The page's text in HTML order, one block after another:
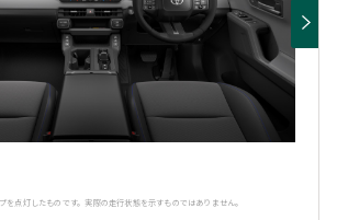
点灯したものです。実際の走行状態を示すものではありません。